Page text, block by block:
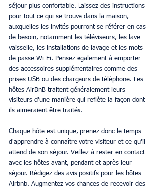
séjour plus confortable. Laissez des instructions
pour tout ce qui se trouve dans la maison,
auxquelles les invités pourront se référer en cas
de besoin, notamment les téléviseurs, les lave-
vaisselle, les installations de lavage et les mots
de passe Wi-Fi. Pensez également à emporter
des accessoires supplémentaires comme des
prises USB ou des chargeurs de téléphone. Les
hôtes AirBnB traitent généralement leurs
visiteurs d'une manière qui reflète la façon dont
ils aimeraient être traités.
Chaque hôte est unique, prenez donc le temps
d'apprendre à connaître votre visiteur et ce qu'il
attend de son séjour. Veillez à rester en contact
avec les hôtes avant, pendant et après leur
séjour. Rédigez des avis positifs pour les hôtes
Airbnb. Augmentez vos chances de recevoir des